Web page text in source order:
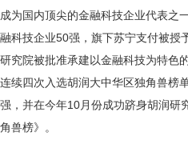
成为国内顶尖的金融科技企业代表之
融科技企业50强，旗下苏宁支付被授
研究院被批准承建以金融科技为特色
连续四次入选胡润大中华区独角兽榜
强，并在今年10月份成功跻身胡润研
角兽榜》。